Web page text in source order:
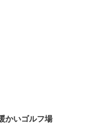
かいゴルフ場